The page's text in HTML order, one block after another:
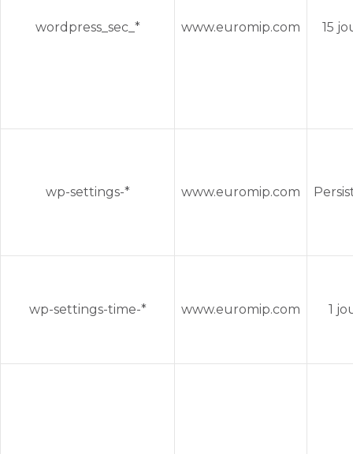
wordpress_sec_* www.euromip.com 15
wp-settings-* www.euromip.com
wp-settings-time-* www.euromip.com 1